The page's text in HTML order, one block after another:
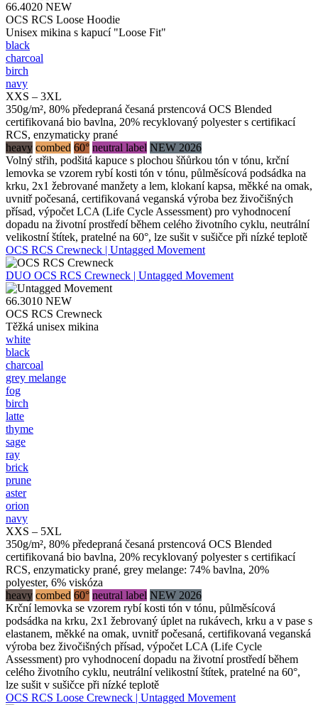
66.4020 NEW
OCS RCS Loose Hoodie
Unisex mikina s kapucí "Loose Fit"
black
charcoal
birch
navy
XXS – 3XL
350g/m², 80% předepraná česaná prstencová OCS Blended
certifikovaná bio bavlna, 20% recyklovaný polyester s certifikací
RCS, enzymaticky prané
heavy combed 60° neutral label NEW 2026
Volný střih, podšitá kapuce s plochou šňůrkou tón v tónu, krční
lemovka se vzorem rybí kosti tón v tónu, půlměsícová podsádka na
krku, 2x1 žebrované manžety a lem, klokaní kapsa, měkké na omak,
uvnitř počesaná, certifikovaná veganská výroba bez živočišných
přísad, výpočet LCA (Life Cycle Assessment) pro vyhodnocení
dopadu na životní prostředí během celého životního cyklu, neutrální
velikostní štítek, pratelné na 60°, lze sušit v sušičce při nízké teplotě
OCS RCS Crewneck | Untagged Movement
DUO OCS RCS Crewneck | Untagged Movement
66.3010 NEW
OCS RCS Crewneck
Těžká unisex mikina
white
black
charcoal
grey melange
fog
birch
latte
thyme
sage
ray
brick
prune
aster
orion
navy
XXS – 5XL
350g/m², 80% předepraná česaná prstencová OCS Blended
certifikovaná bio bavlna, 20% recyklovaný polyester s certifikací
RCS, enzymaticky prané, grey melange: 74% bavlna, 20%
polyester, 6% viskóza
heavy combed 60° neutral label NEW 2026
Krční lemovka se vzorem rybí kosti tón v tónu, půlměsícová
podsádka na krku, 2x1 žebrovaný úplet na rukávech, krku a v pase s
elastanem, měkké na omak, uvnitř počesaná, certifikovaná veganská
výroba bez živočišných přísad, výpočet LCA (Life Cycle
Assessment) pro vyhodnocení dopadu na životní prostředí během
celého životního cyklu, neutrální velikostní štítek, pratelné na 60°,
lze sušit v sušičce při nízké teplotě
OCS RCS Loose Crewneck | Untagged Movement